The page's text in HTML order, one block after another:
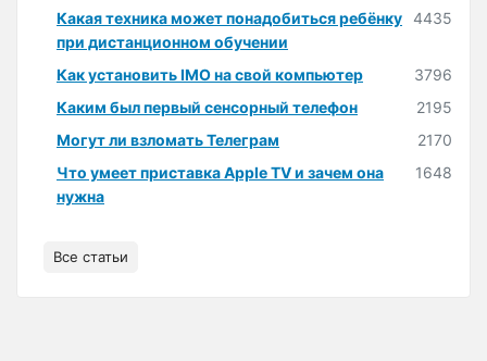
Какая техника может понадобиться ребёнку
при дистанционном обучении
4435
Как установить IMO на свой компьютер
3796
Каким был первый сенсорный телефон
2195
Могут ли взломать Телеграм
2170
Что умеет приставка Apple TV и зачем она
нужна
1648
Все статьи